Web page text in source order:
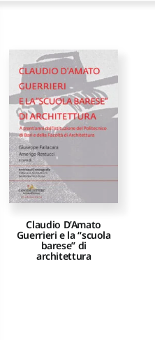
Claudio D’Amato
Guerrieri e la “scuola
barese” di
architettura